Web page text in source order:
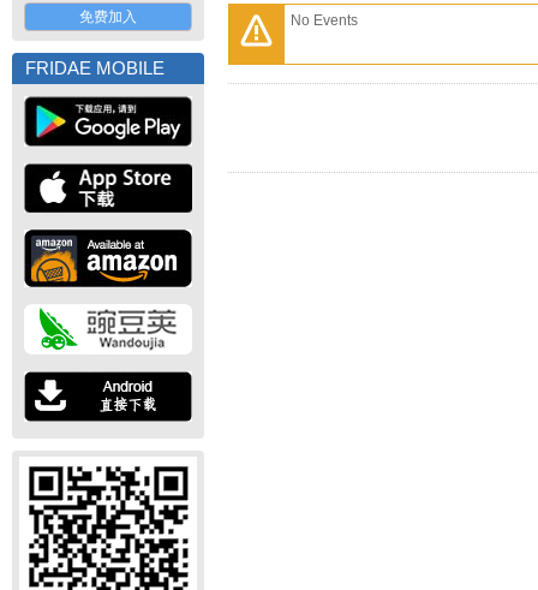
免费加入
FRIDAE MOBILE
No Events